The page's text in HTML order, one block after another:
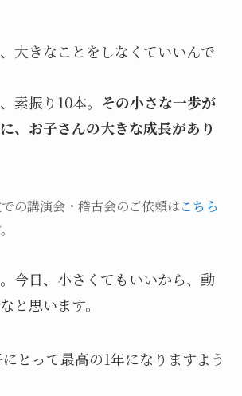
大きなことをしなくていいんで
素振り10本。 その小さな一歩が
、お子さんの大きな成長があり
の講演会・稽古会のご依頼はこちら
今日、小さくてもいいから、動
と思います。
とって最高の1年になりますよう